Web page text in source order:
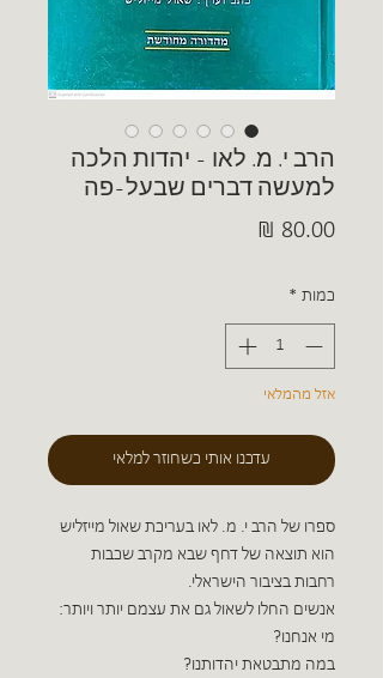
הרב י. מ. לאו - יהדות הלכה
למעשה דברים שבעל-פה
כמות *
אזל מהמלאי
עדכנו אותי כשחוזר למלאי
ספרו של הרב י. מ. לאו בעריכת שאול מייזליש
הוא תוצאה של דחף שבא מקרב שכבות
רחבות בציבור הישראלי.
אנשים החלו לשאול גם את עצמם יותר ויותר:
מי אנחנו?
במה מתבטאת יהדותנו?